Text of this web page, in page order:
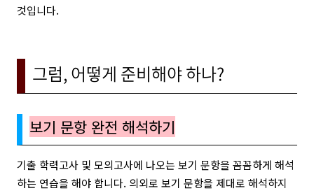
것입니다.
그럼, 어떻게 준비해야 하나?
보기 문항 완전 해석하기
기출 학력고사 및 모의고사에 나오는 보기 문항을 꼼꼼하게 해석
하는 연습을 해야 합니다. 의외로 보기 문항을 제대로 해석하지